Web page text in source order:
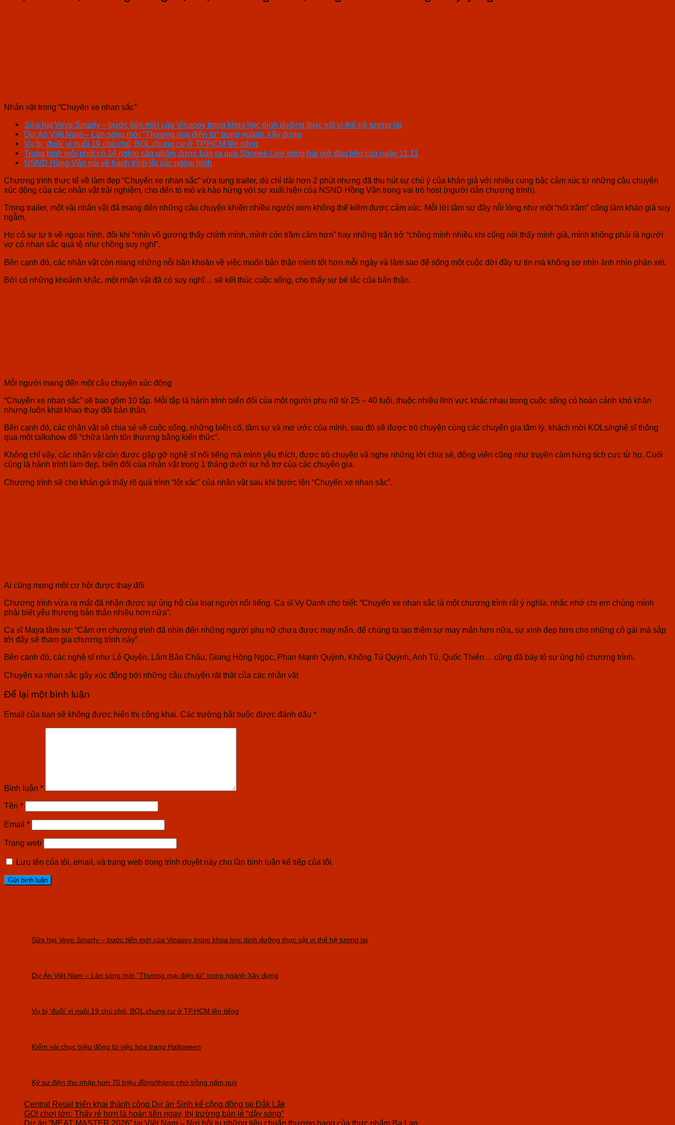
Nhân vật trong “Chuyến xe nhan sắc”
Sữa hạt Veyo Smarty – bước tiến mới của Vinasoy trong khoa học dinh dưỡng thực vật vì thế hệ tương lai
Dự Án Việt Nam – Làn sóng mới “Thương mại điện tử” trong ngành Xây dựng
Vụ bị ‘đuổi’ vì nuôi 19 chú chó, BQL chung cư ở TP.HCM lên tiếng
Trung bình mỗi phút có 14 nghìn sản phẩm được bán ra qua Shopee Live trong hai giờ đầu tiên của ngày 11.11
NSND Hồng Vân nói về hành trình lột xác ngoại hình
Chương trình thực tế về làm đẹp “Chuyến xe nhan sắc” vừa tung trailer, dù chỉ dài hơn 2 phút nhưng đã thu hút sự chú ý của khán giả với nhiều cung bậc cảm xúc từ những câu chuyện
xúc động của các nhân vật trải nghiệm, cho đến tò mò và hào hứng với sự xuất hiện của NSND Hồng Vân trong vai trò host (người dẫn chương trình).
Trong trailer, một vài nhân vật đã mang đến những câu chuyện khiến nhiều người xem không thể kiềm được cảm xúc. Mỗi lời tâm sự đầy nỗi lòng như một “nốt trầm” cũng làm khán giả suy
ngẫm.
Họ có sự tự ti về ngoại hình, đôi khi “nhìn vô gương thấy chính mình, mình còn trầm cảm hơn” hay những trăn trở “chồng mình nhiều khi cũng nói thấy mình già, mình không phải là người
vợ có nhan sắc quá tệ như chồng suy nghĩ”.
Bên cạnh đó, các nhân vật còn mang những nỗi băn khoăn về việc muốn bản thân mình tốt hơn mỗi ngày và làm sao để sống một cuộc đời đầy tự tin mà không sợ nhìn ánh nhìn phán xét.
Bởi có những khoảnh khắc, một nhân vật đã có suy nghĩ… sẽ kết thúc cuộc sống, cho thấy sự bế tắc của bản thân.
Mỗi người mang đến một câu chuyện xúc động
“Chuyến xe nhan sắc” sẽ bao gồm 10 tập. Mỗi tập là hành trình biến đổi của một người phụ nữ từ 25 – 40 tuổi, thuộc nhiều lĩnh vực khác nhau trong cuộc sống có hoàn cảnh khó khăn
nhưng luôn khát khao thay đổi bản thân.
Bên cạnh đó, các nhân vật sẽ chia sẻ về cuộc sống, những biến cố, tâm sự và mơ ước của mình, sau đó sẽ được trò chuyện cùng các chuyên gia tâm lý, khách mời KOLs/nghệ sĩ thông
qua một talkshow để “chữa lành tổn thương bằng kiến thức”.
Không chỉ vậy, các nhân vật còn được gặp gỡ nghệ sĩ nổi tiếng mà mình yêu thích, được trò chuyện và nghe những lời chia sẻ, động viên cũng như truyền cảm hứng tích cực từ họ. Cuối
cùng là hành trình làm đẹp, biến đổi của nhân vật trong 1 tháng dưới sự hỗ trợ của các chuyên gia.
Chương trình sẽ cho khán giả thấy rõ quá trình “lột xác” của nhân vật sau khi bước lên “Chuyến xe nhan sắc”.
Ai cũng mong một cơ hội được thay đổi
Chương trình vừa ra mắt đã nhận được sự ủng hộ của loạt người nổi tiếng. Ca sĩ Vy Oanh cho biết: “Chuyến xe nhan sắc là một chương trình rất ý nghĩa, nhắc nhớ chị em chúng mình
phải biết yêu thương bản thân nhiều hơn nữa”.
Ca sĩ Maya tâm sự: “Cảm ơn chương trình đã nhìn đến những người phụ nữ chưa được may mắn, để chúng ta tạo thêm sự may mắn hơn nữa, sự xinh đẹp hơn cho những cô gái mà sắp
tới đây sẽ tham gia chương trình này”.
Bên cạnh đó, các nghệ sĩ như Lệ Quyên, Lâm Bảo Châu, Giang Hồng Ngọc, Phan Mạnh Quỳnh, Khổng Tú Quỳnh, Anh Tú, Quốc Thiên… cũng đã bày tỏ sự ủng hộ chương trình.
Chuyến xa nhan sắc gây xúc động bởi những câu chuyện rất thật của các nhân vật
Để lại một bình luận
Email của bạn sẽ không được hiển thị công khai. Các trường bắt buộc được đánh dấu *
Bình luận *
Tên *
Email *
Trang web
Lưu tên của tôi, email, và trang web trong trình duyệt này cho lần bình luận kế tiếp của tôi.
Sữa hạt Veyo Smarty – bước tiến mới của Vinasoy trong khoa học dinh dưỡng thực vật vì thế hệ tương lai
Dự Án Việt Nam – Làn sóng mới “Thương mại điện tử” trong ngành Xây dựng
Vụ bị ‘đuổi’ vì nuôi 19 chú chó, BQL chung cư ở TP.HCM lên tiếng
Kiếm vài chục triệu đồng từ việc hóa trang Halloween
Kỹ sư điện thu nhập hơn 70 triệu đồng/tháng nhờ trồng nấm quý
Central Retail triển khai thành công Dự án Sinh kế cộng đồng tại Đắk Lắk
GO! chơi lớn: Thấy rẻ hơn là hoàn tiền ngay, thị trường bán lẻ “dậy sóng”
Dự án “MEAT MASTER 2026” tại Việt Nam – Nơi hội tụ những tiêu chuẩn thượng hạng của thực phẩm Ba Lan